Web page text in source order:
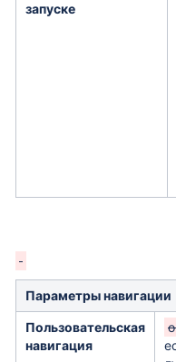
запуске
Параметры навигации
Пользовательская
навигация